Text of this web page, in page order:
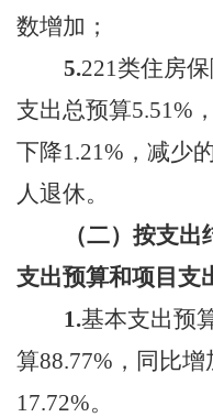
数增加 ；
5.221类住房
支出总预算5.51%
下降1.21%，减少
人退休。
（二） 按支出
支出预算和项目支
1.基本支出预
算88.77%，同比增
17.72%。